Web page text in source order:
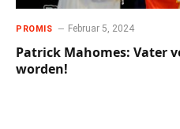
PROMIS Februar 5, 2024
Patrick Mahomes: Vater
worden!